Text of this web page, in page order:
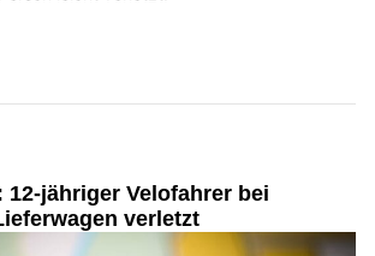
jähriger Velofahrer bei
verletzt